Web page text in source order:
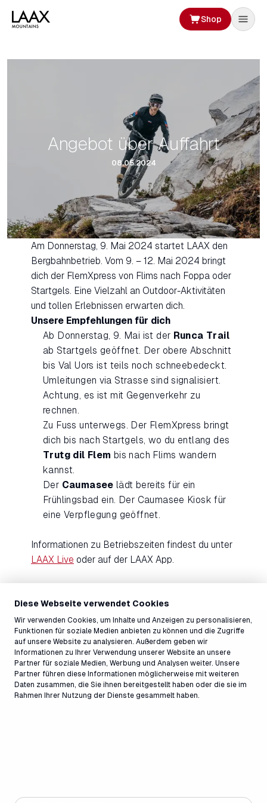
Diese Webseite verwendet Cookies
Wir verwenden Cookies, um Inhalte und Anzeigen zu personalisieren,
Funktionen für soziale Medien anbieten zu können und die Zugriffe
auf unsere Website zu analysieren. Außerdem geben wir
Informationen zu Ihrer Verwendung unserer Website an unsere
Partner für soziale Medien, Werbung und Analysen weiter. Unsere
Partner führen diese Informationen möglicherweise mit weiteren
Daten zusammen, die Sie ihnen bereitgestellt haben oder die sie im
Rahmen Ihrer Nutzung der Dienste gesammelt haben.
Shop
Angebot über Auffahrt
08.05.2024
Am Donnerstag, 9. Mai 2024 startet LAAX den
Bergbahnbetrieb. Vom 9. – 12. Mai 2024 bringt
dich der FlemXpress von Flims nach Foppa oder
Startgels. Eine Vielzahl an Outdoor-Aktivitäten
und tollen Erlebnissen erwarten dich.
Unsere Empfehlungen für dich
Ab Donnerstag, 9. Mai ist der Runca Trail
ab Startgels geöffnet. Der obere Abschnitt
bis Val Uors ist teils noch schneebedeckt.
Umleitungen via Strasse sind signalisiert.
Achtung, es ist mit Gegenverkehr zu
rechnen.
Zu Fuss unterwegs. Der FlemXpress bringt
dich bis nach Startgels, wo du entlang des
Trutg dil Flem bis nach Flims wandern
kannst.
Der Caumasee lädt bereits für ein
Frühlingsbad ein. Der Caumasee Kiosk für
eine Verpflegung geöffnet.
Informationen zu Betriebszeiten findest du unter
LAAX Live oder auf der LAAX App.